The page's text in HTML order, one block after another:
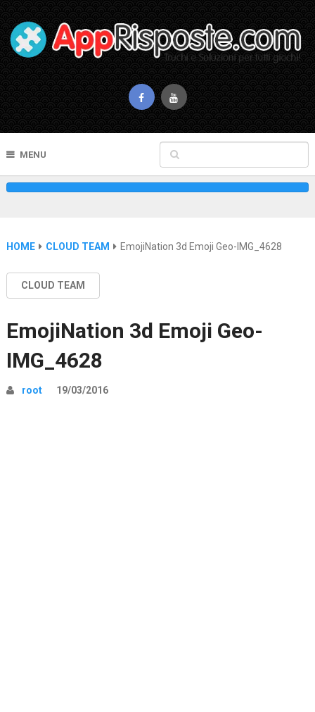
MENU
HOME CLOUD TEAM EmojiNation 3d Emoji Geo-IMG_4628
CLOUD TEAM
EmojiNation 3d Emoji Geo-
IMG_4628
root 19/03/2016